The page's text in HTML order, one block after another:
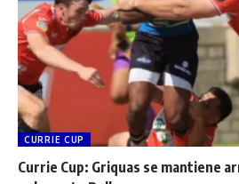
CURRIE CUP
Currie Cup: Griquas se mantiene